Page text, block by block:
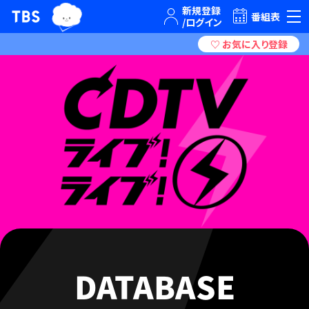
TBSテレビ｜ときめくときを。
TBSグループキャラクター『ワクティ』番組表
DATABASE